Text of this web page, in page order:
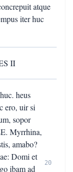
atque
iter huc
II
heus
ero, uir si
sopor
Myrrhina,
amabo?
Domi et
ibam ad
20